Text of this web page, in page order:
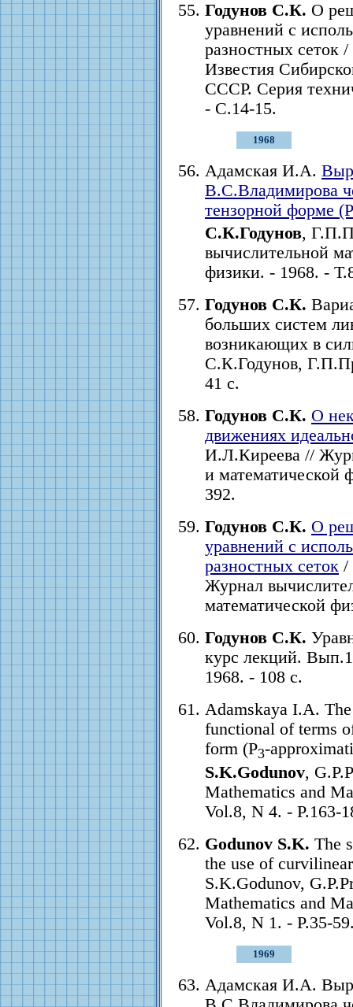
Годунов С.К. О
уравнений с
разностных сеток
Известия
СССР. Серия
- С.14-15.
1968
Адамская И.А.
B.C.Владимирова
тензорной форме (P
С.К.Годунов,
вычислительной
физики. - 1968. -
Годунов С.К.
больших систем
возникающих в
С.К.Годунов,
41 с.
Годунов С.К. О
движениях
И.Л.Киреева //
и математической
392.
Годунов С.К. О
уравнений с
разностных сеток /
Журнал
математической
Годунов С.К.
курс лекций.
1968. - 108 с.
Adamskaya I.A.
functional of terms
form (P3-
S.K.Godunov,
Mathematics and
Vol.8, N 4. - P.163-
Godunov S.K. The
the use of
S.K.Godunov,
Mathematics and
Vol.8, N 1. - P.35-
1969
Адамская И.А.